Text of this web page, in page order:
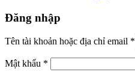
Đăng nhập
Tên tài khoản hoặc địa chỉ email *
Mật khẩu *